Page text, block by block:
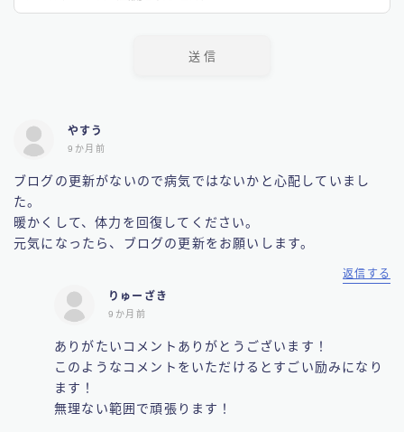
やすう
9か月前
ブログの更新がないので病気ではないかと心配していまし
た。
暖かくして、体力を回復してください。
元気になったら、ブログの更新をお願いします。
返信する
りゅーざき
9か月前
ありがたいコメントありがとうございます！
このようなコメントをいただけるとすごい励みになり
ます！
無理ない範囲で頑張ります！